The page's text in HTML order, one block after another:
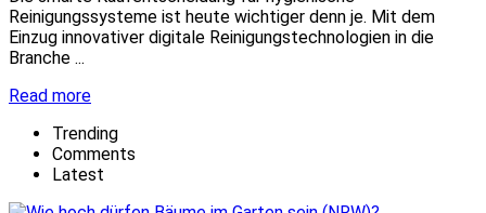
Reinigungssysteme ist heute wichtiger denn je. Mit dem
Einzug innovativer digitale Reinigungstechnologien in die
Branche ...
Read more
Trending
Comments
Latest